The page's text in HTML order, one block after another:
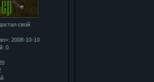
свой
2008-10-10
0